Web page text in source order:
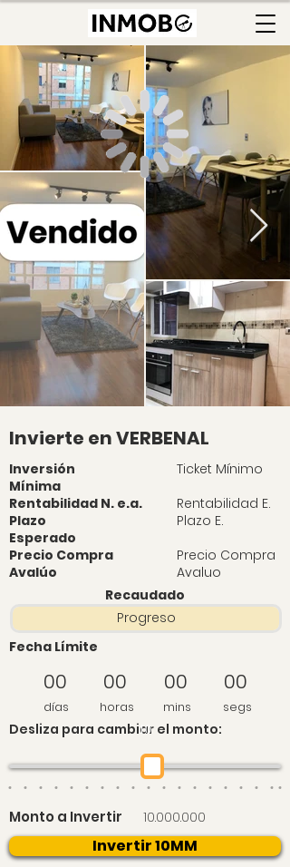
Invierte en VERBENAL
Inversión
Mínima
Rentabilidad N. e.a.
Plazo
Esperado
Precio Compra
Avalúo
Ticket Mínimo
Rentabilidad E.
Plazo E.
Precio Compra
Avaluo
Recaudado
Progreso
Fecha Límite
00
días
00
horas
00
mins
00
segs
Desliza para cambiar el monto:
10
Monto a Invertir 10.000.000
Invertir 10MM